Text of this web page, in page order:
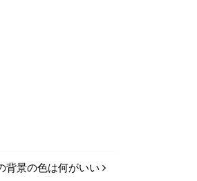
背景の色は何がいい